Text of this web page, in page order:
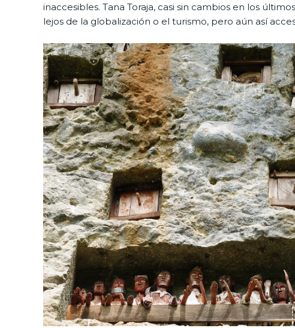
inaccesibles. Tana Toraja, casi sin cambios en los
lejos de la globalización o el turismo, pero aún así